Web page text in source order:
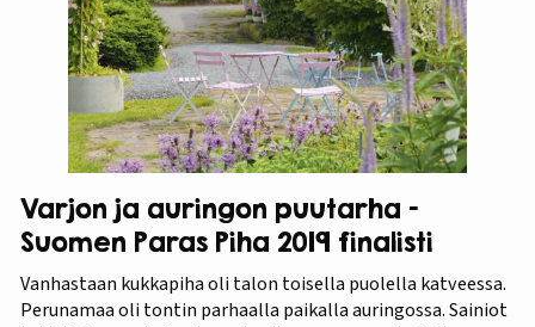
Varjon ja auringon puutarha –
Suomen Paras Piha 2019 finalisti
Vanhastaan kukkapiha oli talon toisella puolella katveessa.
Perunamaa oli tontin parhaalla paikalla auringossa. Sainiot